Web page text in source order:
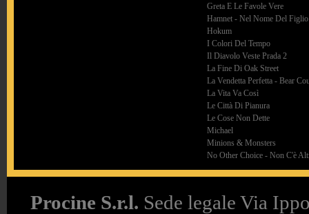
Greta E Le Favole Vere
Hamnet - Nel Nome Del Figlio
Hokum
I Colori Del Tempo
Il Diavolo Veste Prada 2
La Fine Di Oak Street
La Vendetta Perfetta - Bear
La Vita Va Così
Le Città Di Pianura
Le Cose Non Dette
Michael
Minions & Monsters
No Other Choice - Non C'è
Procine S.r.l. Sede legale Via